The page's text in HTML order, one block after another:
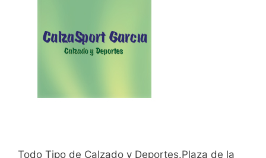
Todo Tipo de Calzado y Deportes.Plaza de la